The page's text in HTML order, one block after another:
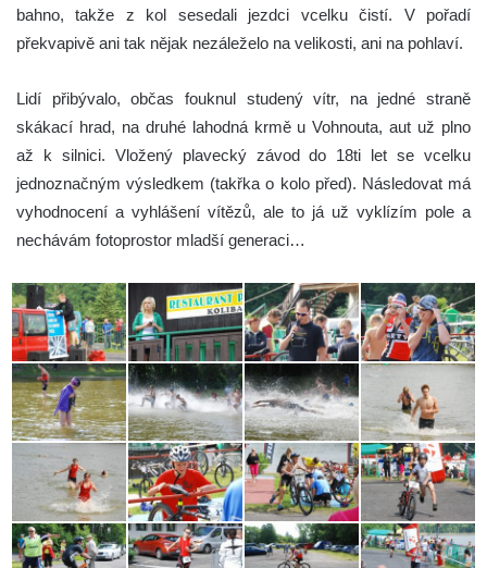
bahno, takže z kol sesedali jezdci vcelku čistí. V pořadí
překvapivě ani tak nějak nezáleželo na velikosti, ani na pohlaví.
Lidí přibývalo, občas fouknul studený vítr, na jedné straně
skákací hrad, na druhé lahodná krmě u Vohnouta, aut už plno
až k silnici. Vložený plavecký závod do 18ti let se vcelku
jednoznačným výsledkem (takřka o kolo před). Následovat má
vyhodnocení a vyhlášení vítězů, ale to já už vyklízím pole a
nechávám fotoprostor mladší generaci…